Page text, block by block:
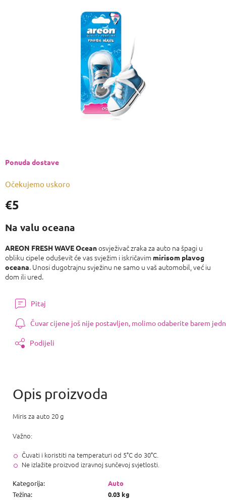
€5
cijenu:
Očekujemo uskoro
Ponuda dostave
Na valu oceana
AREON FRESH WAVE Oceanosvježivač zraka za auto na špagi u
obliku cipele oduševit će vas svježim i iskričavim mirisom plavog
oceana. Unosi dugotrajnu svježinu ne samo u vaš automobil, već iu
dom ili ured.
Pitaj
Čuvar cijene još nije postavljen, molimo odaberite barem
Podijeli
Miris za auto 20 g
Važno:
Čuvati i koristiti na temperaturi od 5°C do 30°C.
Ne izlažite proizvod izravnoj sunčevoj svjetlosti.
Kategorija:
Auto
Težina:
0.03 kg